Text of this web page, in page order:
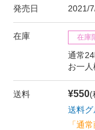
発売日 2021/
在庫 在庫
通常
お一
送料 ¥550(
送料グ
「通